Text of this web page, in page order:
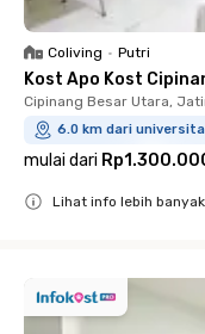
Coliving • Putri
Kost Apo Kost
Cipinang Besar Utara,
6.0 km dari
mulai dari
Lihat info lebih banyak